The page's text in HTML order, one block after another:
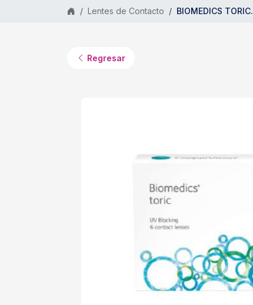
Saltar al contenido principalLentes de Contacto
BIOMEDICS
Regresar